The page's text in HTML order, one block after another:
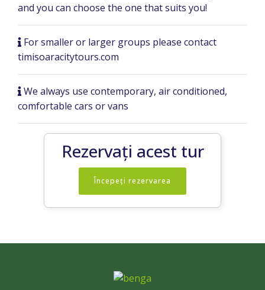
and you can choose the one that suits you!
For smaller or larger groups please contact
timisoaracitytours.com
We always use contemporary, air conditioned,
comfortable cars or vans
Rezervați acest tur
Începeți rezervarea